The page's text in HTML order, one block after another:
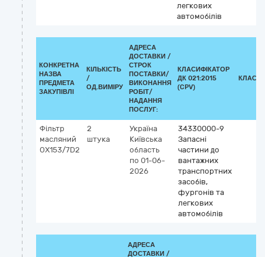
легкових
автомобілів
КОНКРЕТНА
НАЗВА
ПРЕДМЕТА
ЗАКУПІВЛІ
КІЛЬКІСТЬ
/
ОД.ВИМІРУ
АДРЕСА
ДОСТАВКИ /
СТРОК
ПОСТАВКИ/
ВИКОНАННЯ
РОБІТ/
НАДАННЯ
ПОСЛУГ:
КЛАСИФІКАТОР
ДК 021:2015
(CPV)
Фільтр
масляний
OX153/7D2
2
штука
Україна
Київська
область
по 01-06-
2026
34330000-9
Запасні
частини до
вантажних
транспортних
засобів,
фургонів та
легкових
автомобілів
АДРЕСА
ДОСТАВКИ /